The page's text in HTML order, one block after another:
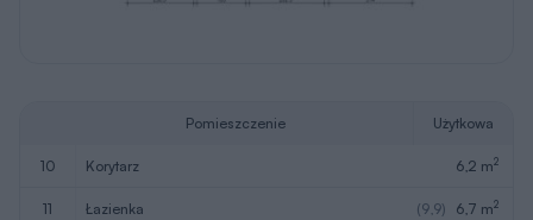
Pomieszczenie Użytkowa
10 korytarz 6,2 m2
11 łazienka (9,9) 6,7 m2